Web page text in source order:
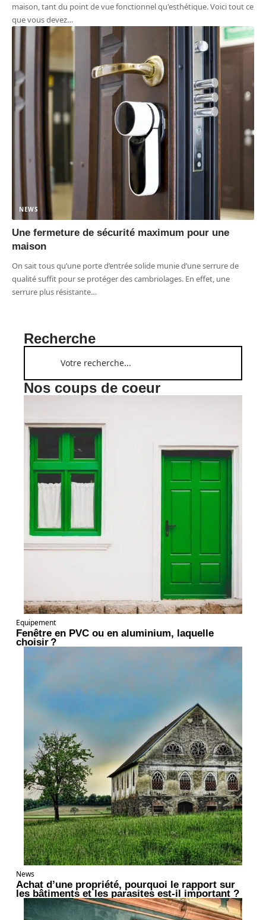
maison, tant du point de vue fonctionnel qu'esthétique. Voici tout ce
que vous devez…
NEWS
Une fermeture de sécurité maximum pour une
maison
On sait tous qu’une porte d’entrée solide munie d’une serrure de
qualité suffit pour se protéger des cambriolages. En effet, une
serrure plus résistante…
Recherche
Nos coups de coeur
Equipement
Fenêtre en PVC ou en aluminium, laquelle
choisir ?
News
Achat d’une propriété, pourquoi le rapport sur
les bâtiments et les parasites est-il important ?